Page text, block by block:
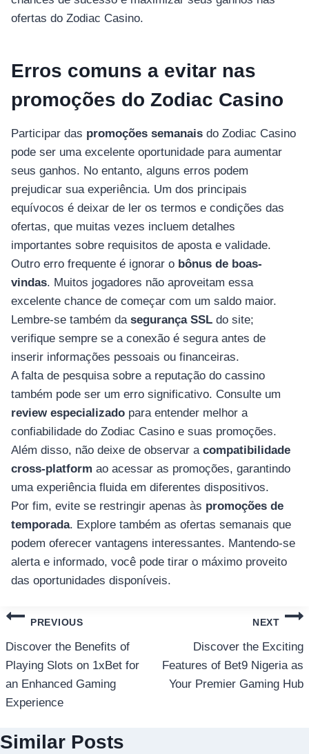
ofertas do Zodiac Casino.
Erros comuns a evitar nas
promoções do Zodiac Casino
Participar das promoções semanais do Zodiac Casino
pode ser uma excelente oportunidade para aumentar
seus ganhos. No entanto, alguns erros podem
prejudicar sua experiência. Um dos principais
equívocos é deixar de ler os termos e condições das
ofertas, que muitas vezes incluem detalhes
importantes sobre requisitos de aposta e validade.
Outro erro frequente é ignorar o bônus de boas-
vindas. Muitos jogadores não aproveitam essa
excelente chance de começar com um saldo maior.
Lembre-se também da segurança SSL do site;
verifique sempre se a conexão é segura antes de
inserir informações pessoais ou financeiras.
A falta de pesquisa sobre a reputação do cassino
também pode ser um erro significativo. Consulte um
review especializado para entender melhor a
confiabilidade do Zodiac Casino e suas promoções.
Além disso, não deixe de observar a compatibilidade
cross-platform ao acessar as promoções, garantindo
uma experiência fluida em diferentes dispositivos.
Por fim, evite se restringir apenas às promoções de
temporada. Explore também as ofertas semanais que
podem oferecer vantagens interessantes. Mantendo-se
alerta e informado, você pode tirar o máximo proveito
das oportunidades disponíveis.
แนะแนว
เรื่อง
PREVIOUS
Discover the Benefits of
Playing Slots on 1xBet for
an Enhanced Gaming
Experience
NEXT
Discover the Exciting
Features of Bet9 Nigeria as
Your Premier Gaming Hub
Similar Posts